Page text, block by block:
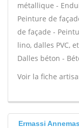
métallique -
Peinture de
de façade -
lino, dalles PVC,
Dalles béton -
Voir la fiche
Ermassi